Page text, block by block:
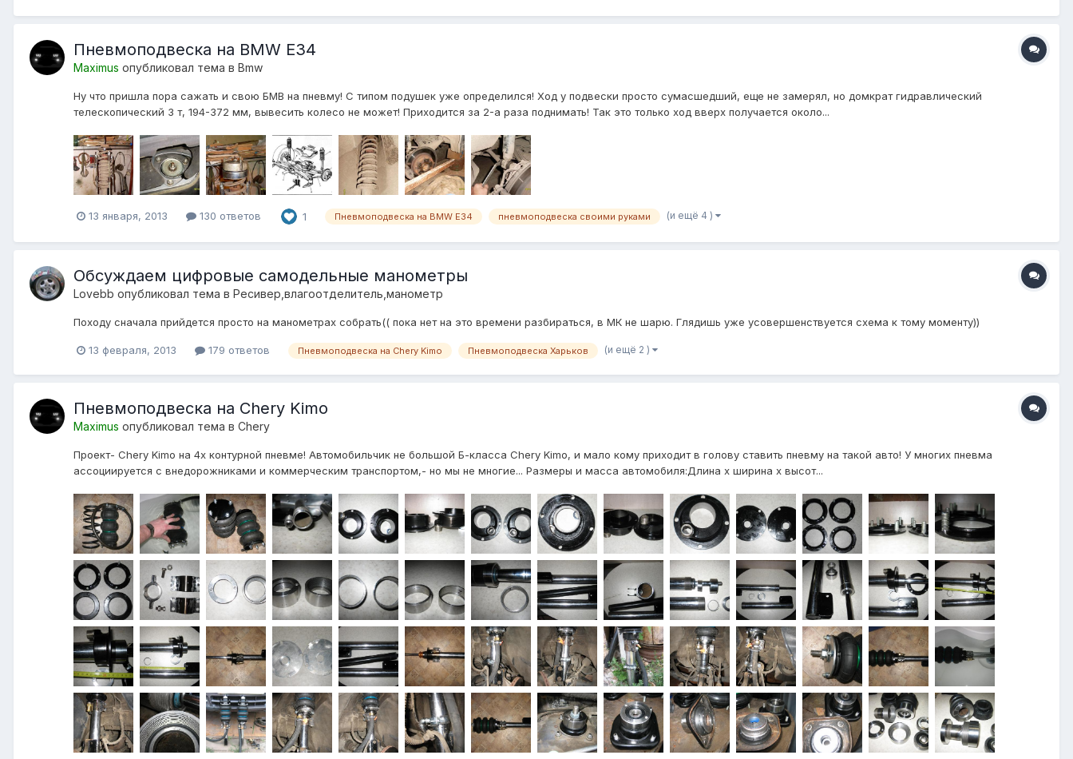
Пневмоподвеска на BMW E34
Maximus опубликовал тема в Bmw
Ну что пришла пора сажать и свою БМВ на пневму! С типом подушек уже определился! Ход у подвески просто сумасшедший, еще не замерял, но домкрат гидравлический
телескопический 3 т, 194-372 мм, вывесить колесо не может! Приходится за 2-а раза поднимать! Так это только ход вверх получается около...
13 января, 2013 130 ответов 1 Пневмоподвеска на BMW E34 пневмоподвеска своими руками (и ещё 4 )
Обсуждаем цифровые самодельные манометры
Lovebb опубликовал тема в Ресивер,влагоотделитель,манометр
Походу сначала прийдется просто на манометрах собрать(( пока нет на это времени разбираться, в МК не шарю. Глядишь уже усовершенствуется схема к тому моменту))
13 февраля, 2013 179 ответов Пневмоподвеска на Chery Kimo Пневмоподвеска Харьков (и ещё 2 )
Пневмоподвеска на Chery Kimo
Maximus опубликовал тема в Chery
Проект- Chery Kimo на 4х контурной пневме! Автомобильчик не большой Б-класса Chery Kimo, и мало кому приходит в голову ставить пневму на такой авто! У многих пневма
ассоциируется с внедорожниками и коммерческим транспортом,- но мы не многие... Размеры и масса автомобиля:Длина х ширина х высот...